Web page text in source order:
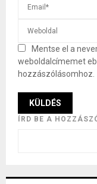
Mentse el a
weboldalcímemet
hozzászólásomhoz.
ÍRD BE A